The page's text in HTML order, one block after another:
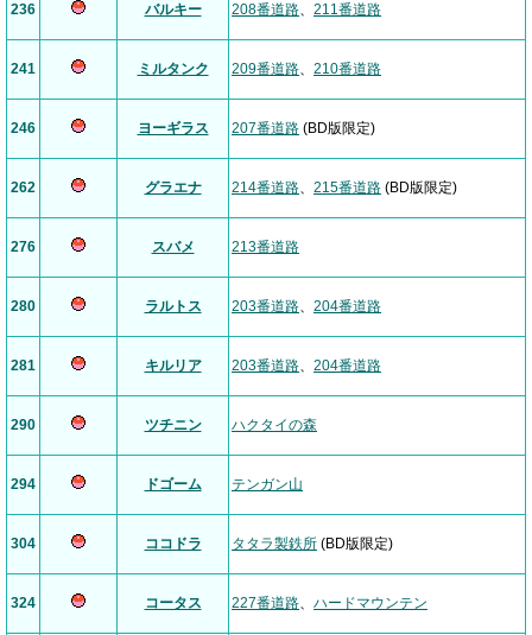
236 バルキー 208番道路、 211番道路
241 ミルタンク 209番道路、 210番道路
246 ヨーギラス 207番道路 (BD版限定)
262 グラエナ 214番道路、 215番道路 (BD版限定)
276 スバメ 213番道路
280 ラルトス 203番道路、 204番道路
281 キルリア 203番道路、 204番道路
290 ツチニン ハクタイの森
294 ドゴーム テンガン山
304 ココドラ タタラ製鉄所 (BD版限定)
324 コータス 227番道路、 ハードマウンテン